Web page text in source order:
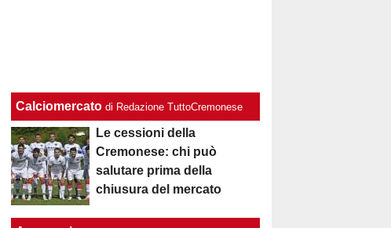
Calciomercato di Redazione TuttoCremonese
Le cessioni della
Cremonese: chi può
salutare prima della
chiusura del mercato